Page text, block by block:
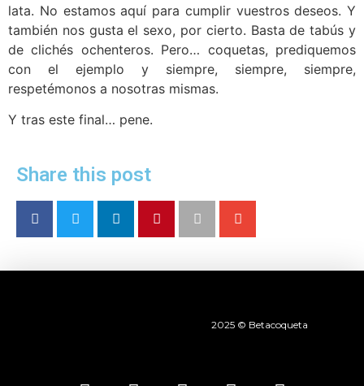
lata. No estamos aquí para cumplir vuestros deseos. Y
también nos gusta el sexo, por cierto. Basta de tabús y
de clichés ochenteros. Pero… coquetas, prediquemos
con el ejemplo y siempre, siempre, siempre,
respetémonos a nosotras mismas.
Y tras este final… pene.
Share this post
2025 © Betacoqueta